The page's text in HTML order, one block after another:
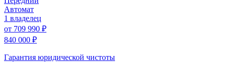
Автомат
1 владелец
от 709 990 ₽
840 000 ₽
Гарантия юридической чистоты